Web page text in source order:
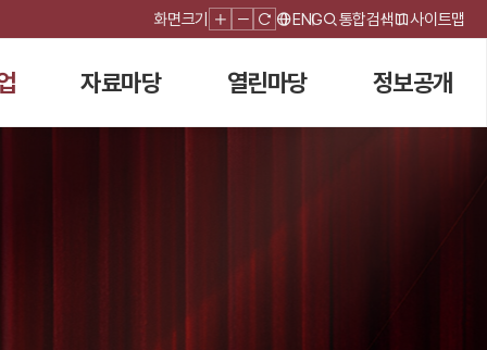
화면크기 ENG 통합검색 사이트맵
자료마당 열린마당 정보공개